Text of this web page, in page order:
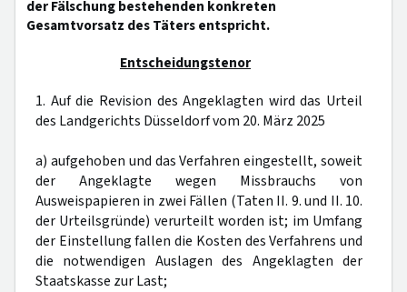
der Fälschung bestehenden konkreten
Gesamtvorsatz des Täters entspricht.
Entscheidungstenor
1. Auf die Revision des Angeklagten wird das Urteil
des Landgerichts Düsseldorf vom 20. März 2025
a) aufgehoben und das Verfahren eingestellt, soweit
der Angeklagte wegen Missbrauchs von
Ausweispapieren in zwei Fällen (Taten II. 9. und II. 10.
der Urteilsgründe) verurteilt worden ist; im Umfang
der Einstellung fallen die Kosten des Verfahrens und
die notwendigen Auslagen des Angeklagten der
Staatskasse zur Last;